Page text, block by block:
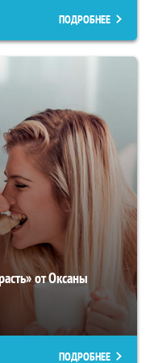
ПОДРОБНЕЕ
от Оксаны
ПОДРОБНЕЕ